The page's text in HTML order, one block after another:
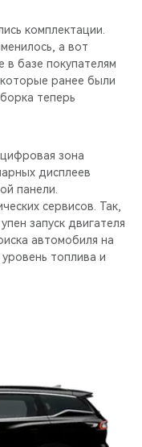
комплектации.
а вот
базе покупателям
ранее были
теперь
зона
дисплеев
панели.
сервисов. Так,
запуск двигателя
автомобиля на
топлива и